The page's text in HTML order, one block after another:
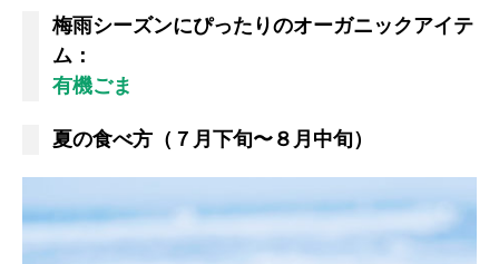
梅雨シーズンにぴったりのオーガニックアイテ
ム：
有機ごま
夏の食べ方（７月下旬〜８月中旬）